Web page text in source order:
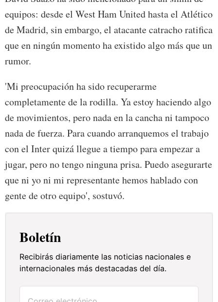
equipos: desde el West Ham United hasta el Atlético
de Madrid, sin embargo, el atacante catracho ratifica
que en ningún momento ha existido algo más que un
rumor.
'Mi preocupación ha sido recuperarme
completamente de la rodilla. Ya estoy haciendo algo
de movimientos, pero nada en la cancha ni tampoco
nada de fuerza. Para cuando arranquemos el trabajo
con el Inter quizá llegue a tiempo para empezar a
jugar, pero no tengo ninguna prisa. Puedo asegurarte
que ni yo ni mi representante hemos hablado con
gente de otro equipo', sostuvó.
Boletín
Recibirás diariamente las noticias nacionales e
internacionales más destacadas del día.